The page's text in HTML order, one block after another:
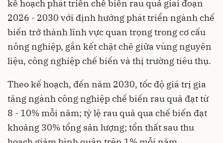
kế hoạch phát triển chế biến rau quả giai đoạn
2026 - 2030 với định hướng phát triển ngành chế
biến trở thành lĩnh vực quan trọng trong cơ cấu
nông nghiệp, gắn kết chặt chẽ giữa vùng nguyên
liệu, công nghiệp chế biến và thị trường tiêu thụ.
Theo kế hoạch, đến năm 2030, tốc độ giá trị gia
tăng ngành công nghiệp chế biến rau quả đạt từ
8 - 10% mỗi năm; tỷ lệ rau quả qua chế biến đạt
khoảng 30% tổng sản lượng; tổn thất sau thu